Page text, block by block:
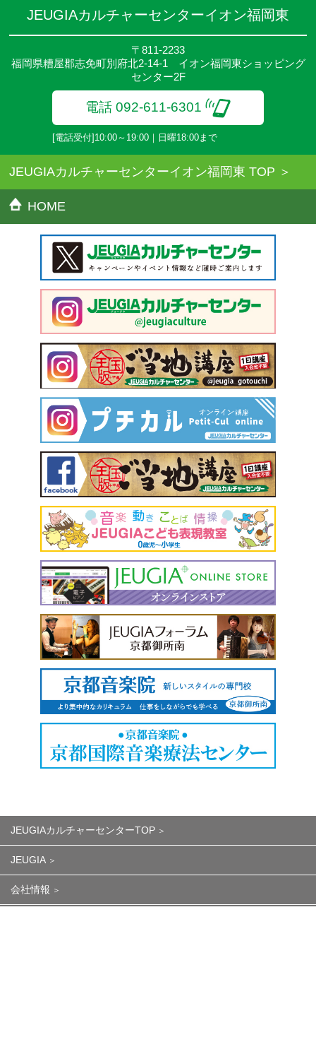
期することがあります。
●その他、詳しい内容については、ご入会時にご説明をさせていた
だきます。
JEUGIAカルチャーセンターイオン福岡東
〒811-2233
福岡県糟屋郡志免町別府北2-14-1 イオン福岡東ショッピング
センター2F
電話 092-611-6301
[電話受付]10:00～19:00｜日曜18:00まで
JEUGIAカルチャーセンターイオン福岡東 TOP
HOME
JEUGIAカルチャーセンターTOP
JEUGIA
会社情報